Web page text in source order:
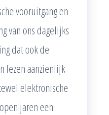
vooruitgang en
van ons dagelijks
dat ook de
lezen aanzienlijk
elektronische
jaren een